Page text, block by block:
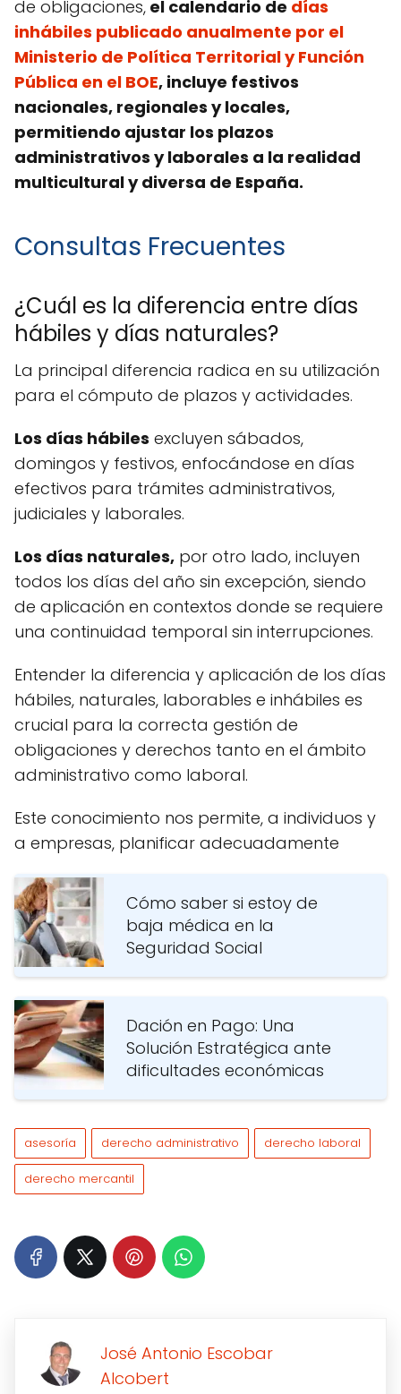
de obligaciones, el calendario de días
inhábiles publicado anualmente por el
Ministerio de Política Territorial y Función
Pública en el BOE, incluye festivos
nacionales, regionales y locales,
permitiendo ajustar los plazos
administrativos y laborales a la realidad
multicultural y diversa de España.
Consultas Frecuentes
¿Cuál es la diferencia entre días
hábiles y días naturales?
La principal diferencia radica en su utilización
para el cómputo de plazos y actividades.
Los días hábiles excluyen sábados,
domingos y festivos, enfocándose en días
efectivos para trámites administrativos,
judiciales y laborales.
Los días naturales, por otro lado, incluyen
todos los días del año sin excepción, siendo
de aplicación en contextos donde se requiere
una continuidad temporal sin interrupciones.
Entender la diferencia y aplicación de los días
hábiles, naturales, laborables e inhábiles es
crucial para la correcta gestión de
obligaciones y derechos tanto en el ámbito
administrativo como laboral.
Este conocimiento nos permite, a individuos y
a empresas, planificar adecuadamente
Cómo saber si estoy de
baja médica en la
Seguridad Social
Dación en Pago: Una
Solución Estratégica ante
dificultades económicas
asesoría derecho administrativo derecho laboral
derecho mercantil
José Antonio Escobar
Alcobert